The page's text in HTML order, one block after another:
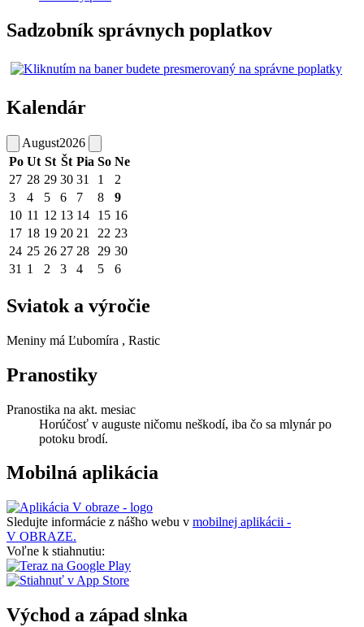
Sadzobník správnych poplatkov
Kalendár
August2026
Po Ut St Št Pia So Ne
27 28 29 30 31 1
2
3
4 5 6 7 8
9
10 11 12 13 14 15 16
17 18 19 20 21 22 23
24 25 26 27 28 29 30
31 1 2 3 4 5 6
Sviatok a výročie
Meniny má Ľubomíra , Rastic
Pranostiky
Pranostika na akt. mesiac
Horúčosť v auguste ničomu neškodí, iba čo sa mlynár po
potoku brodí.
Mobilná aplikácia
Sledujte informácie z nášho webu v mobilnej aplikácii -
V OBRAZE.
Voľne k stiahnutiu:
Východ a západ slnka